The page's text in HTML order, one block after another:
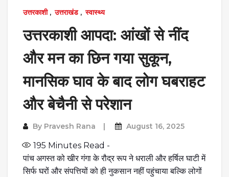
उत्तरकाशी, उत्तराखंड, स्वास्थ्य
उत्तरकाशी आपदा: आंखों से नींद
और मन का छिन गया सुकून,
मानसिक घाव के बाद लोग घबराहट
और बेचैनी से परेशान
By Pravesh Rana August 16, 2025
195 Minutes Read -
पांच अगस्त को खीर गंगा के रौद्र रूप ने धराली और हर्षिल घाटी में
सिर्फ घरों और संपत्तियों को ही नुकसान नहीं पहुंचाया बल्कि लोगों